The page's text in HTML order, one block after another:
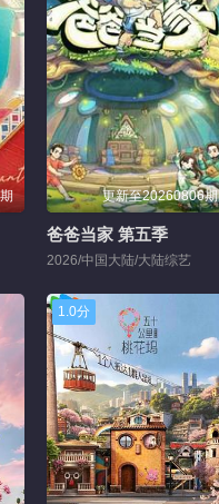
更新至20260806期
爸爸当家 第五季
2026/中国大陆/大陆综艺
1.0分